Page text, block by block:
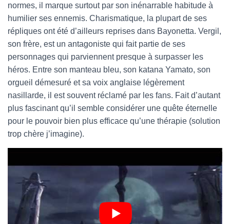
normes, il marque surtout par son inénarrable habitude à
humilier ses ennemis. Charismatique, la plupart de ses
répliques ont été d’ailleurs reprises dans Bayonetta. Vergil,
son frère, est un antagoniste qui fait partie de ses
personnages qui parviennent presque à surpasser les
héros. Entre son manteau bleu, son katana Yamato, son
orgueil démesuré et sa voix anglaise légèrement
nasillarde, il est souvent réclamé par les fans. Fait d’autant
plus fascinant qu’il semble considérer une quête éternelle
pour le pouvoir bien plus efficace qu’une thérapie (solution
trop chère j’imagine).